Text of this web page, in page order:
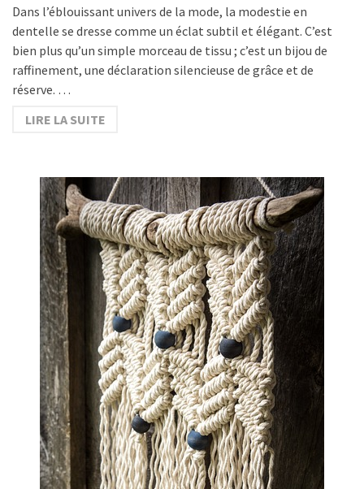
Dans l’éblouissant univers de la mode, la modestie en
dentelle se dresse comme un éclat subtil et élégant. C’est
bien plus qu’un simple morceau de tissu ; c’est un bijou de
raffinement, une déclaration silencieuse de grâce et de
réserve. …
LIRE LA SUITE